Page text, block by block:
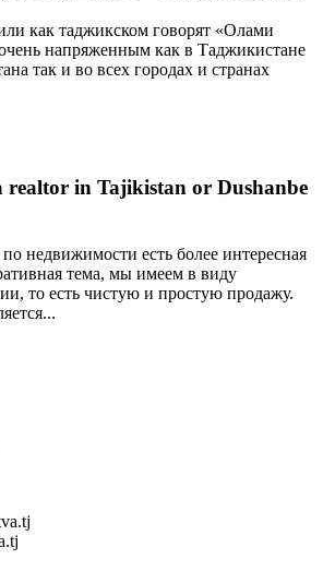
как таджикском говорят «Олами
напряженным как в Таджикистане
так и во всех городах и странах
realtor in Tajikistan or Dushanbe
недвижимости есть более интересная
тема, мы имеем в виду
то есть чистую и простую продажу.